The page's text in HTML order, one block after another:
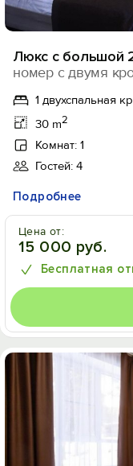
Люкс с большой
номер с двумя
1 двухспальная
30 m2
Комнат: 1
Гостей: 4
Подробнее
Цена от:
15 000 руб.
Бесплатная